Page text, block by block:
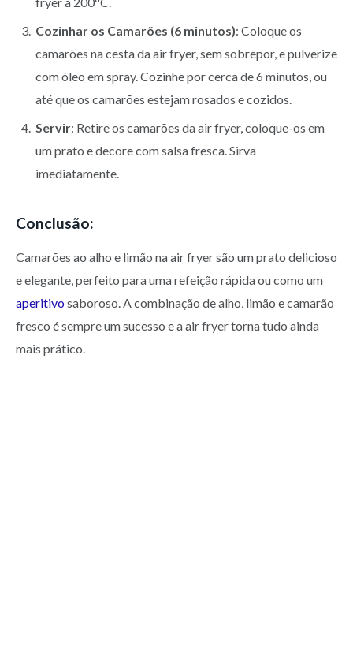
Cozinhar os Camarões (6 minutos): Coloque os
camarões na cesta da air fryer, sem sobrepor, e pulverize
com óleo em spray. Cozinhe por cerca de 6 minutos, ou
até que os camarões estejam rosados e cozidos.
Servir: Retire os camarões da air fryer, coloque-os em
um prato e decore com salsa fresca. Sirva
imediatamente.
Conclusão:
Camarões ao alho e limão na air fryer são um prato delicioso
e elegante, perfeito para uma refeição rápida ou como um
aperitivosaboroso. A combinação de alho, limão e camarão
fresco é sempre um sucesso e a air fryer torna tudo ainda
mais prático.